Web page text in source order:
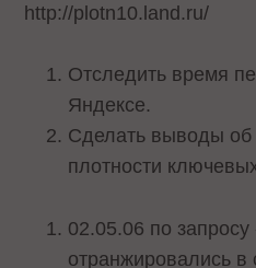
http://plotn10.land.ru/
Отследить время
Яндексе.
Сделать выводы об
плотности
02.05.06 по
отранжировались